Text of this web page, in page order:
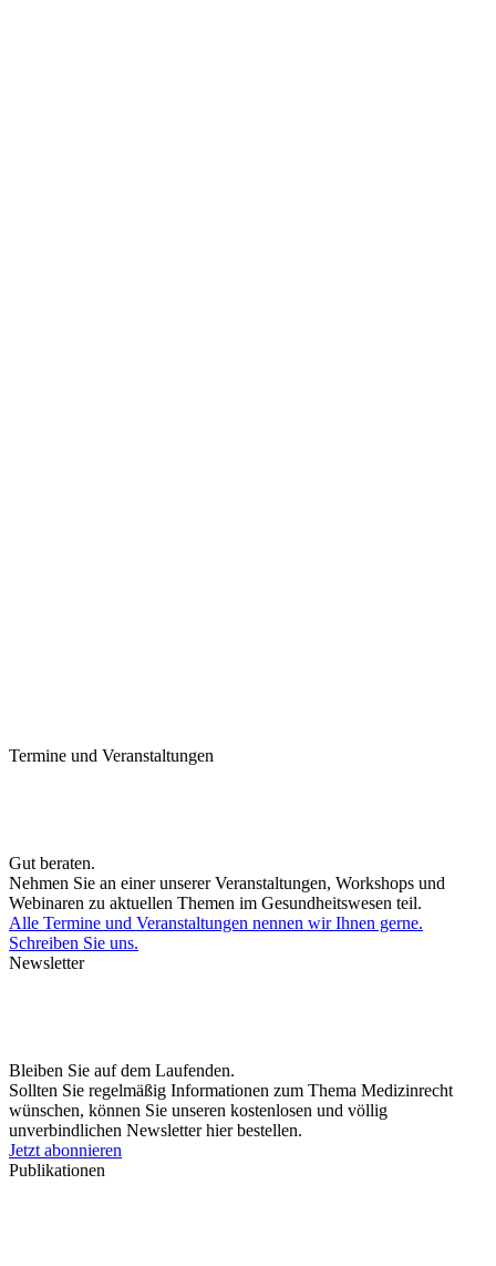
Termine und Veranstaltungen
Gut beraten.
Nehmen Sie an einer unserer Veranstaltungen, Workshops und
Webinaren zu aktuellen Themen im Gesundheitswesen teil.
Alle Termine und Veranstaltungen nennen wir Ihnen gerne.
Schreiben Sie uns.
Newsletter
Bleiben Sie auf dem Laufenden.
Sollten Sie regelmäßig Informationen zum Thema Medizinrecht
wünschen, können Sie unseren kostenlosen und völlig
unverbindlichen Newsletter hier bestellen.
Jetzt abonnieren
Publikationen